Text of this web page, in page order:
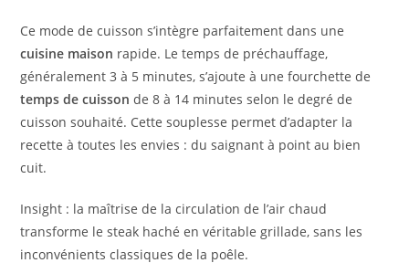
Ce mode de cuisson s’intègre parfaitement dans une
cuisine maison rapide. Le temps de préchauffage,
généralement 3 à 5 minutes, s’ajoute à une fourchette de
temps de cuisson de 8 à 14 minutes selon le degré de
cuisson souhaité. Cette souplesse permet d’adapter la
recette à toutes les envies : du saignant à point au bien
cuit.
Insight : la maîtrise de la circulation de l’air chaud
transforme le steak haché en véritable grillade, sans les
inconvénients classiques de la poêle.